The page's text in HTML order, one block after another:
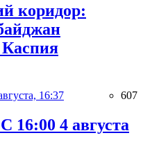
коридор:
Каспия
16:37 607
16:00 4 августа